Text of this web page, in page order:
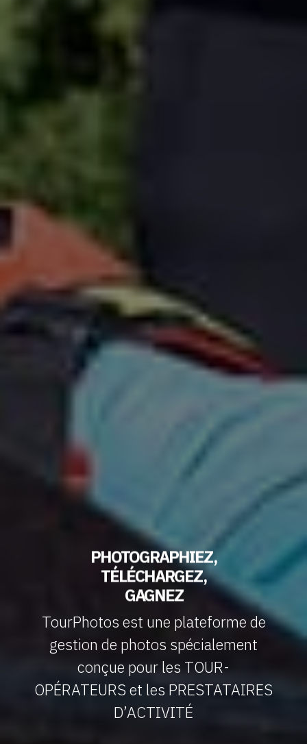
PHOTOGRAPHIEZ,
TÉLÉCHARGEZ,
GAGNEZ
TourPhotos est une plateforme de
gestion de photos spécialement
conçue pour les TOUR-
OPÉRATEURS et les PRESTATAIRES
D’ACTIVITÉ